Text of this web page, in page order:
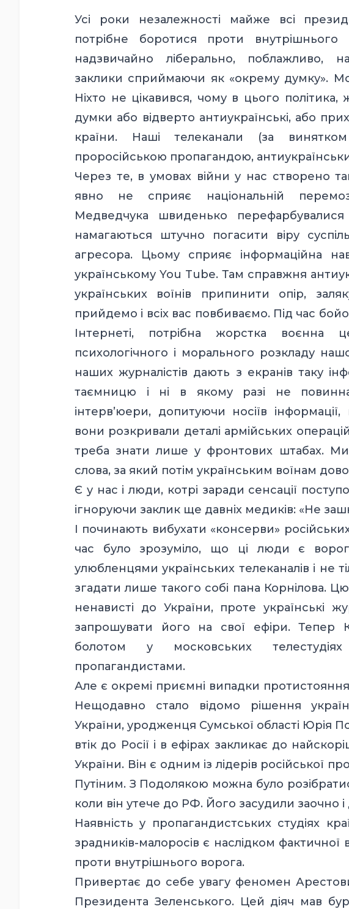
Усі роки незалежності майже всі
потрібне боротися проти
надзвичайно ліберально, поблажливо,
заклики сприймаючи як «окрему думку».
Ніхто не цікавився, чому в цього політика,
думки або відверто антиукраїнські, або
країни. Наші телеканали (за
проросійською пропагандою,
Через те, в умовах війни у нас створено
явно не сприяє національній
Медведчука швиденько
намагаються штучно погасити віру
агресора. Цьому сприяє інформаційна
українському You Tube. Там справжня
українських воїнів припинити опір,
прийдемо і всіх вас повбиваємо. Під час
Інтернеті, потрібна жорстка
психологічного і морального розкладу
наших журналістів дають з екранів таку
таємницю і ні в якому разі не
інтерв’юери, допитуючи носіїв
вони розкривали деталі армійських
треба знати лише у фронтових штабах. Ми
слова, за який потім українським воїнам
Є у нас і люди, котрі заради сенсації
ігноруючи заклик ще давніх медиків: «Не
І починають вибухати «консерви»
час було зрозуміло, що ці люди є
улюбленцями українських телеканалів і не
згадати лише такого собі пана Корнілова.
ненависті до України, проте українські
запрошувати його на свої ефіри. Тепер
болотом у московських
пропагандистами.
Але є окремі приємні випадки протистояння
Нещодавно стало відомо рішення
України, уродженця Сумської області Юрія
втік до Росії і в ефірах закликає до
України. Він є одним із лідерів російської
Путіним. З Подолякою можна було
коли він утече до РФ. Його засудили заочно і
Наявність у пропагандистських студіях
зрадників-малоросів є наслідком
проти внутрішнього ворога.
Привертає до себе увагу феномен
Президента Зеленського. Цей діяч мав